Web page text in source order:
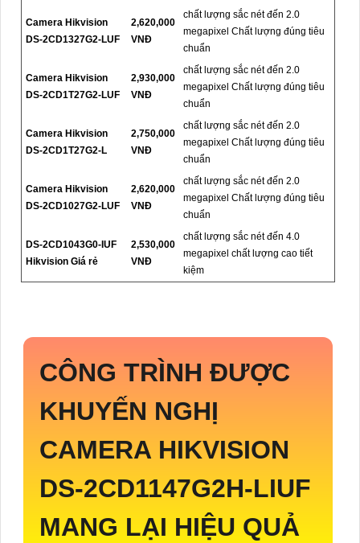
Camera Hikvision
DS-2CD1327G2-LUF
2,620,000
VNĐ
chất lượng sắc nét đến 2.0
megapixel Chất lượng đúng tiêu
chuẩn
Camera Hikvision
DS-2CD1T27G2-LUF
2,930,000
VNĐ
chất lượng sắc nét đến 2.0
megapixel Chất lượng đúng tiêu
chuẩn
Camera Hikvision
DS-2CD1T27G2-L
2,750,000
VNĐ
chất lượng sắc nét đến 2.0
megapixel Chất lượng đúng tiêu
chuẩn
Camera Hikvision
DS-2CD1027G2-LUF
2,620,000
VNĐ
chất lượng sắc nét đến 2.0
megapixel Chất lượng đúng tiêu
chuẩn
DS-2CD1043G0-IUF
Hikvision Giá rẻ
2,530,000
VNĐ
chất lượng sắc nét đến 4.0
megapixel chất lượng cao tiết
kiệm
CÔNG TRÌNH ĐƯỢC
KHUYẾN NGHỊ
CAMERA HIKVISION
DS-2CD1147G2H-LIUF
MANG LẠI HIỆU QUẢ